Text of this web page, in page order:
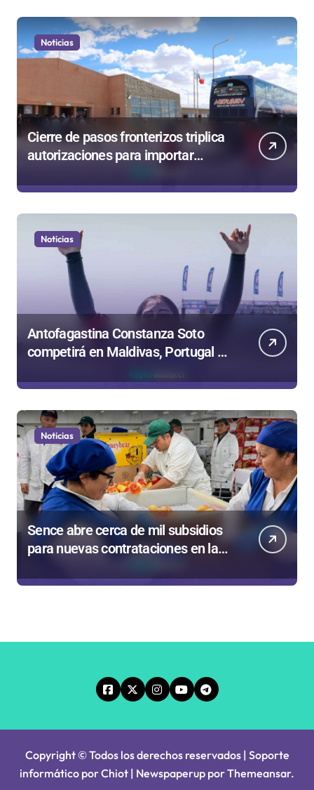
Noticias
Cierre de pasos fronterizos triplica
autorizaciones para importar
Noticias
Antofagastina Constanza Soto
competirá en Maldivas, Portugal y
Brasil por el Tour Mundial de
Bodyboard
Noticias
Sence abre cerca de mil subsidios
para nuevas contrataciones en la
Copyright © Todos los derechos reservados | Soporte
informático por Chiot | Newspaperup porThemeansar.